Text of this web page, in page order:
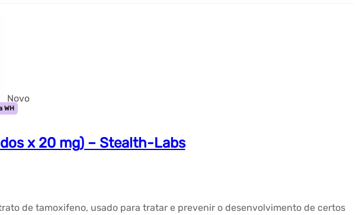
Novo
WH
x 20 mg) – Stealth-Labs
de tamoxifeno, usado para tratar e prevenir o desenvolvimento de certos